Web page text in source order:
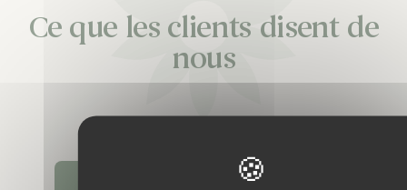
Ce que les clients disent de
nous